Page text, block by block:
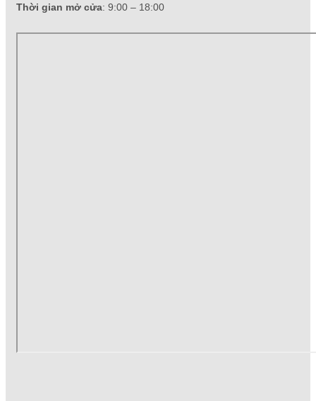
Thời gian mở cửa: 9:00 – 18:00